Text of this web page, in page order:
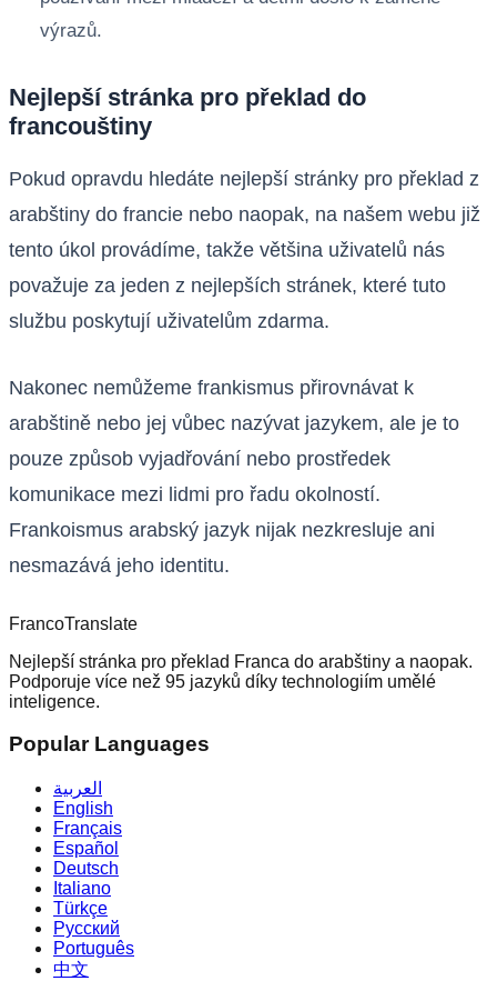
výrazů.
Nejlepší stránka pro překlad do
francouštiny
Pokud opravdu hledáte nejlepší stránky pro překlad z
arabštiny do francie nebo naopak, na našem webu již
tento úkol provádíme, takže většina uživatelů nás
považuje za jeden z nejlepších stránek, které tuto
službu poskytují uživatelům zdarma.
Nakonec nemůžeme frankismus přirovnávat k
arabštině nebo jej vůbec nazývat jazykem, ale je to
pouze způsob vyjadřování nebo prostředek
komunikace mezi lidmi pro řadu okolností.
Frankoismus arabský jazyk nijak nezkresluje ani
nesmazává jeho identitu.
FrancoTranslate
Nejlepší stránka pro překlad Franca do arabštiny a naopak.
Podporuje více než 95 jazyků díky technologiím umělé
inteligence.
Popular Languages
العربية
English
Français
Español
Deutsch
Italiano
Türkçe
Русский
Português
中文